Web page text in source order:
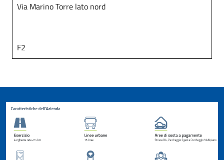
Via Marino Torre lato nord
F2